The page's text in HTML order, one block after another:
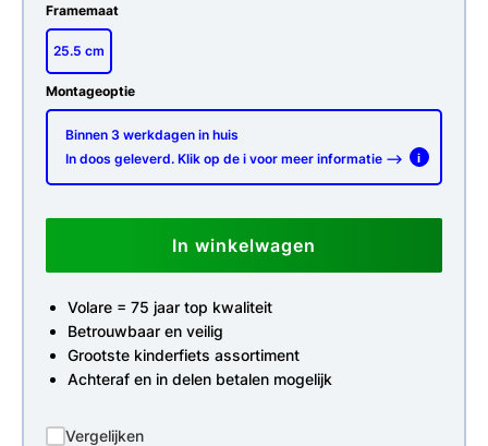
Framemaat
25.5 cm
Montageoptie
Binnen 3 werkdagen in huis
In doos geleverd. Klik op de i voor meer informatie -->
i
In winkelwagen
Volare = 75 jaar top kwaliteit
Betrouwbaar en veilig
Grootste kinderfiets assortiment
Achteraf en in delen betalen mogelijk
Vergelijken